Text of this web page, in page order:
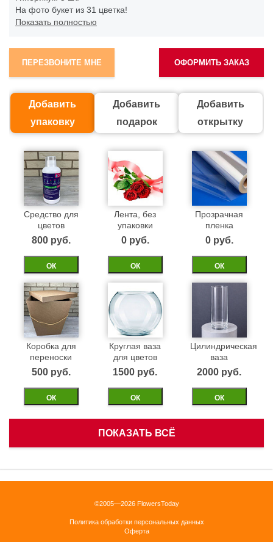
На фото букет из 31 цветка!
Показать полностью
ОФОРМИТЬ ЗАКАЗ
ПЕРЕЗВОНИТЕ МНЕ
Добавить
упаковку
Добавить
подарок
Добавить
открытку
Средство для
цветов
800 pуб.
ОК
Лента, без
упаковки
0 pуб.
ОК
Прозрачная
пленка
0 pуб.
ОК
Коробка для
переноски
500 pуб.
ОК
Круглая ваза
для цветов
1500 pуб.
ОК
Цилиндрическая
ваза
2000 pуб.
ОК
коробка 40см
ПОКАЗАТЬ ВСЁ
©2005—2026 FlowersToday
Политика обработки персональных данных
Оферта